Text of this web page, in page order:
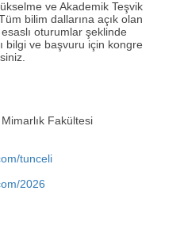
ve Akademik Teşvik
bilim dallarına açık olan
oturumlar şeklinde
bilgi ve başvuru için kongre
Fakültesi
tunceli
2026